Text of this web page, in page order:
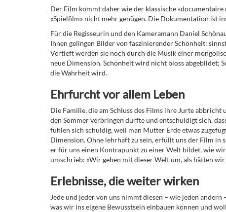
Der Film kommt daher wie der klassische
«Spielfilm» nicht mehr genügen. Die Dokumentation ist
Für die Regisseurin und den Kameramann Daniel
Ihnen gelingen Bilder von faszinierender Schönheit:
Vertieft werden sie noch durch die Musik einer
neue Dimension. Schönheit wird nicht bloss abgebildet;
die Wahrheit wird.
Ehrfurcht vor allem Leben
Die Familie, die am Schluss des Films ihre Jurte
den Sommer verbringen durfte und entschuldigt sich,
fühlen sich schuldig, weil man Mutter Erde etwas
Dimension. Ohne lehrhaft zu sein, erfüllt uns der Film
er für uns einen Kontrapunkt zu einer Welt bildet, wie
umschrieb: «Wir gehen mit dieser Welt um, als hätten
Erlebnisse, die weiter wirken
Jede und jeder von uns nimmt diesen – wie jeden
was wir ins eigene Bewusstsein einbauen können und